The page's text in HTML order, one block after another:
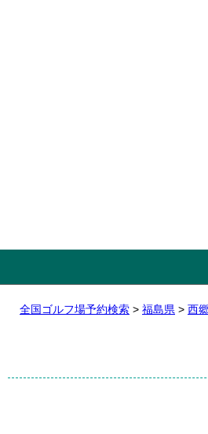
全国ゴルフ場予約検索 > 福島県 > 西